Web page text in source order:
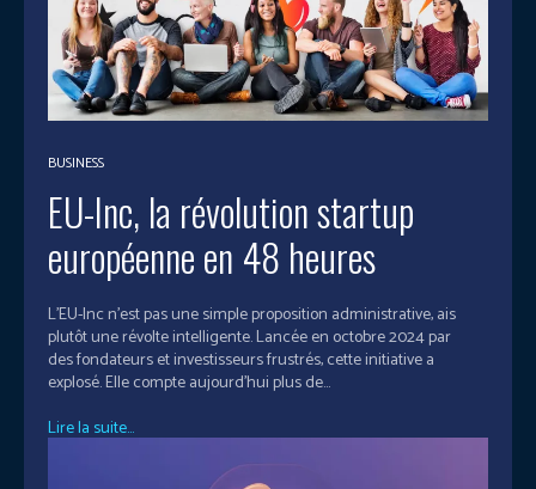
BUSINESS
EU-Inc, la révolution startup
européenne en 48 heures
L'EU-Inc n'est pas une simple proposition administrative, ais
plutôt une révolte intelligente. Lancée en octobre 2024 par
des fondateurs et investisseurs frustrés, cette initiative a
explosé. Elle compte aujourd'hui plus de...
Lire la suite...